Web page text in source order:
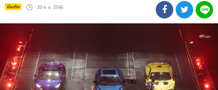
บันเทิง : 20 ก.ย. 2566